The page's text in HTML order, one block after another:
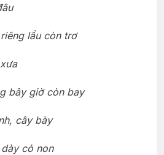
lầu còn trơ
bây giờ còn bay
cây bày
cỏ non